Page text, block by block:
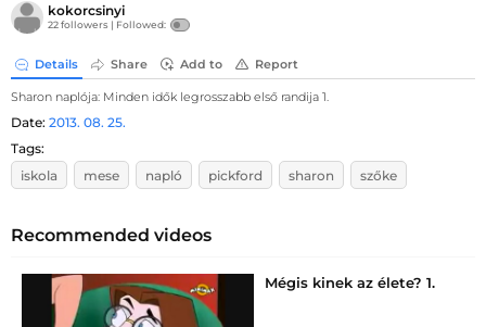
kokorcsinyi
22 followers | Followed:
Details Share Add to Report
Sharon naplója: Minden idők legrosszabb első randija 1.
Date: 2013. 08. 25.
Tags:
iskola
mese napló pickford sharon szőke
Recommended videos
Mégis kinek az élete? 1.